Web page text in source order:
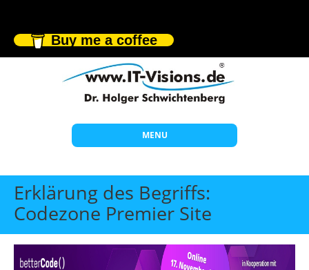
Buy me a coffee
MENU
Start
Themen
Individuelle Schulungen
Erklärung des Begriffs:
Codezone Premier Site